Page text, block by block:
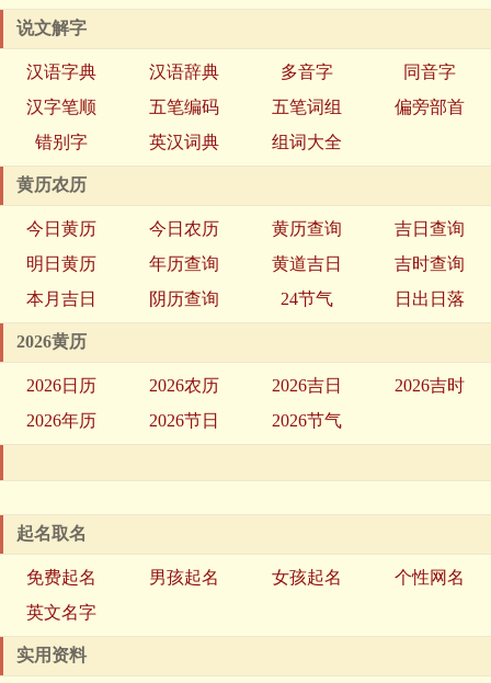
说文解字
汉语字典 汉语辞典 多音字
同音字
汉字笔顺
五笔编码 五笔词组
偏旁部首
错别字
英汉词典 组词大全
黄历农历
今日黄历 今日农历 黄历查询
吉日查询
明日黄历
年历查询 黄道吉日
吉时查询
本月吉日
阴历查询 24节气 日出日落
2026黄历
2026日历 2026农历 2026吉日
2026吉时
2026年历
2026节日 2026节气
起名取名
免费起名 男孩起名 女孩起名
个性网名
英文名字
实用资料